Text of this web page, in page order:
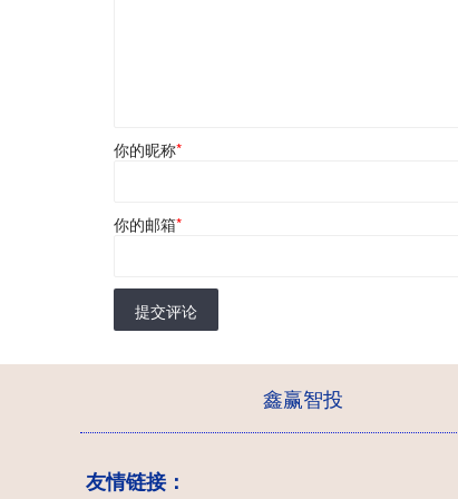
你的昵称*
你的邮箱*
提交评论
鑫赢智投
友情链接：